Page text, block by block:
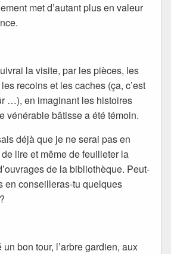
met d’autant plus en valeur
la visite, par les pièces, les
recoins et les caches (ça, c’est
…), en imaginant les histoires
vénérable bâtisse a été témoin.
déjà que je ne serai pas en
lire et même de feuilleter la
de la bibliothèque. Peut-
en conseilleras-tu quelques
un bon tour, l’arbre gardien, aux